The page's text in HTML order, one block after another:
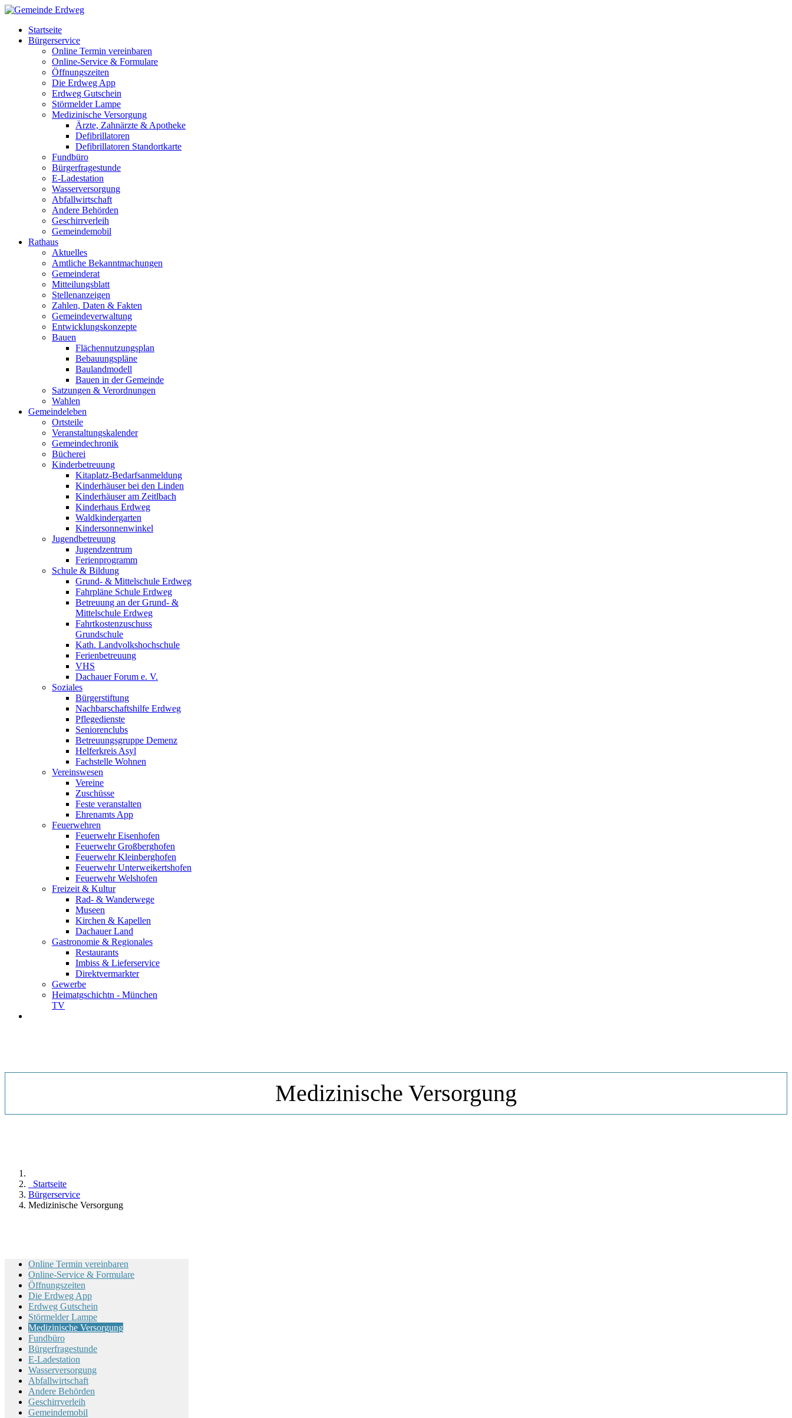
Startseite
Bürgerservice
Online Termin vereinbaren
Online-Service & Formulare
Öffnungszeiten
Die Erdweg App
Erdweg Gutschein
Störmelder Lampe
Medizinische Versorgung
Ärzte, Zahnärzte & Apotheke
Defibrillatoren
Defibrillatoren Standortkarte
Fundbüro
Bürgerfragestunde
E-Ladestation
Wasserversorgung
Abfallwirtschaft
Andere Behörden
Geschirrverleih
Gemeindemobil
Rathaus
Aktuelles
Amtliche Bekanntmachungen
Gemeinderat
Mitteilungsblatt
Stellenanzeigen
Zahlen, Daten & Fakten
Gemeindeverwaltung
Entwicklungskonzepte
Bauen
Flächennutzungsplan
Bebauungspläne
Baulandmodell
Bauen in der Gemeinde
Satzungen & Verordnungen
Wahlen
Gemeindeleben
Ortsteile
Veranstaltungskalender
Gemeindechronik
Bücherei
Kinderbetreuung
Kitaplatz-Bedarfsanmeldung
Kinderhäuser bei den Linden
Kinderhäuser am Zeitlbach
Kinderhaus Erdweg
Waldkindergarten
Kindersonnenwinkel
Jugendbetreuung
Jugendzentrum
Ferienprogramm
Schule & Bildung
Grund- & Mittelschule Erdweg
Fahrpläne Schule Erdweg
Betreuung an der Grund- &
Mittelschule Erdweg
Fahrtkostenzuschuss
Grundschule
Kath. Landvolkshochschule
Ferienbetreuung
VHS
Dachauer Forum e. V.
Soziales
Bürgerstiftung
Nachbarschaftshilfe Erdweg
Pflegedienste
Seniorenclubs
Betreuungsgruppe Demenz
Helferkreis Asyl
Fachstelle Wohnen
Vereinswesen
Vereine
Zuschüsse
Feste veranstalten
Ehrenamts App
Feuerwehren
Feuerwehr Eisenhofen
Feuerwehr Großberghofen
Feuerwehr Kleinberghofen
Feuerwehr Unterweikertshofen
Feuerwehr Welshofen
Freizeit & Kultur
Rad- & Wanderwege
Museen
Kirchen & Kapellen
Dachauer Land
Gastronomie & Regionales
Restaurants
Imbiss & Lieferservice
Direktvermarkter
Gewerbe
Heimatgschichtn - München
TV
Medizinische Versorgung
Startseite
Bürgerservice
Medizinische Versorgung
Online Termin vereinbaren
Online-Service & Formulare
Öffnungszeiten
Die Erdweg App
Erdweg Gutschein
Störmelder Lampe
Medizinische Versorgung
Fundbüro
Bürgerfragestunde
E-Ladestation
Wasserversorgung
Abfallwirtschaft
Andere Behörden
Geschirrverleih
Gemeindemobil